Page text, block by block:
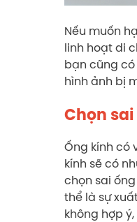
Nếu muốn
linh hoạt di
bạn cũng
hình ảnh bị
Chọn
Ống kính có
kính sẽ có
chọn sai
thể là sự
không hợp